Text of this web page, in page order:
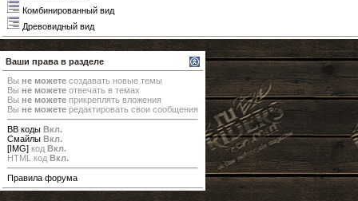
Комбинированный вид
Древовидный вид
Ваши права в разделе
Вы не можете создавать новые темы
Вы не можете отвечать в темах
Вы не можете прикреплять вложения
Вы не можете редактировать свои сообщения
BB коды Вкл.
Смайлы Вкл.
[IMG] код Вкл.
HTML код Вкл.
Правила форума